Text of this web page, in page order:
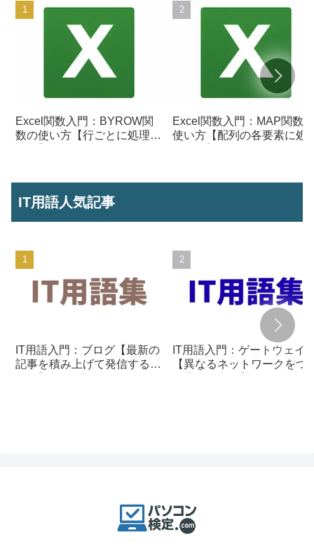
Excel関数入門：BYROW関
数の使い方【行ごとに処理を
Excel関数入門：MAP関数の
使い方【配列の各要素に処
IT用語人気記事
IT用語入門：ブログ【最新の
記事を積み上げて発信する仕
IT用語入門：ゲートウェイ
【異なるネットワークをつ